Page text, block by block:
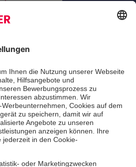
& Fortbildung
Hilfe-Kurse
& Ehrenamt